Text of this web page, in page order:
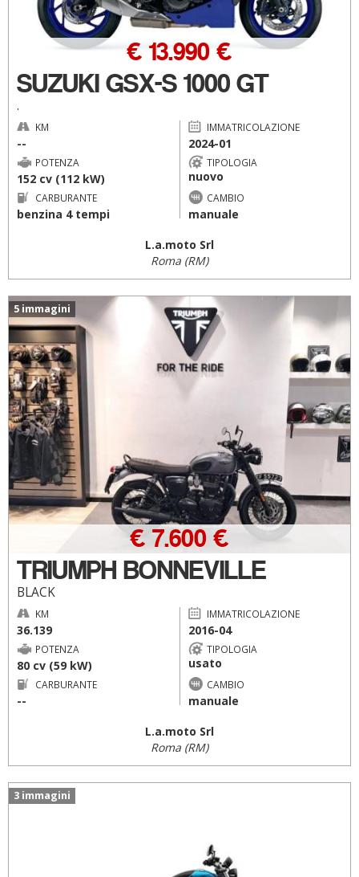
SUZUKI GSX-S 1000 GT
.
€ 13.990 €
KM
--
IMMATRICOLAZIONE
2024-01
POTENZA
152 cv (112 kW)
TIPOLOGIA
nuovo
CARBURANTE
benzina 4 tempi
CAMBIO
manuale
L.a.moto Srl
Roma (RM)
5 immagini
TRIUMPH BONNEVILLE
BLACK
€ 7.600 €
KM
36.139
IMMATRICOLAZIONE
2016-04
POTENZA
80 cv (59 kW)
TIPOLOGIA
usato
CARBURANTE
--
CAMBIO
manuale
L.a.moto Srl
Roma (RM)
3 immagini